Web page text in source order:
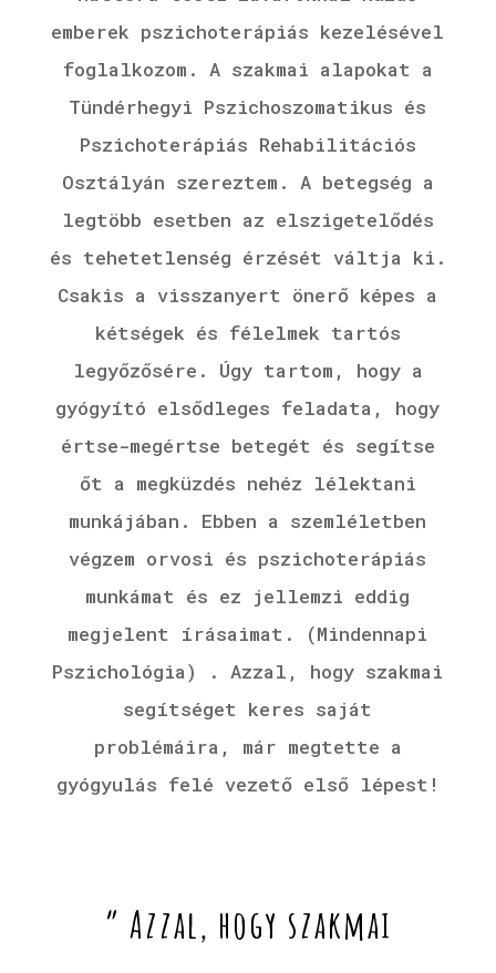
emberek pszichoterápiás kezelésével
foglalkozom. A szakmai alapokat a
Tündérhegyi Pszichoszomatikus és
Pszichoterápiás Rehabilitációs
Osztályán szereztem. A betegség a
legtöbb esetben az elszigetelődés
és tehetetlenség érzését váltja ki.
Csakis a visszanyert önerő képes a
kétségek és félelmek tartós
legyőzősére. Úgy tartom, hogy a
gyógyító elsődleges feladata, hogy
értse-megértse betegét és segítse
őt a megküzdés nehéz lélektani
munkájában. Ebben a szemléletben
végzem orvosi és pszichoterápiás
munkámat és ez jellemzi eddig
megjelent írásaimat. (Mindennapi
Pszichológia) . Azzal, hogy szakmai
segítséget keres saját
problémáira, már megtette a
gyógyulás felé vezető első lépest!
” Azzal, hogy szakmai